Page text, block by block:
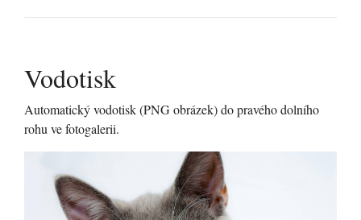
Vodotisk
Automatický vodotisk (PNG obrázek) do pravého dolního
rohu ve fotogalerii.